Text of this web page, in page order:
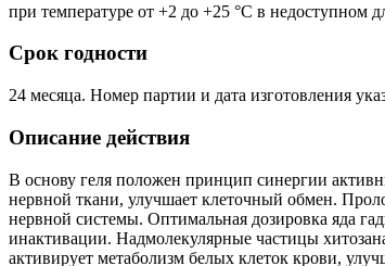
при температуре от +2 до +25 °С в недоступном
Срок годности
24 месяца. Номер партии и дата изготовления
Описание действия
В основу геля положен принцип синергии
нервной ткани, улучшает клеточный обмен.
нервной системы. Оптимальная дозировка яда
инактивации. Надмолекулярные частицы
активирует метаболизм белых клеток крови,